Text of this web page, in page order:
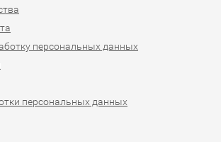
персональных данных
персональных данных